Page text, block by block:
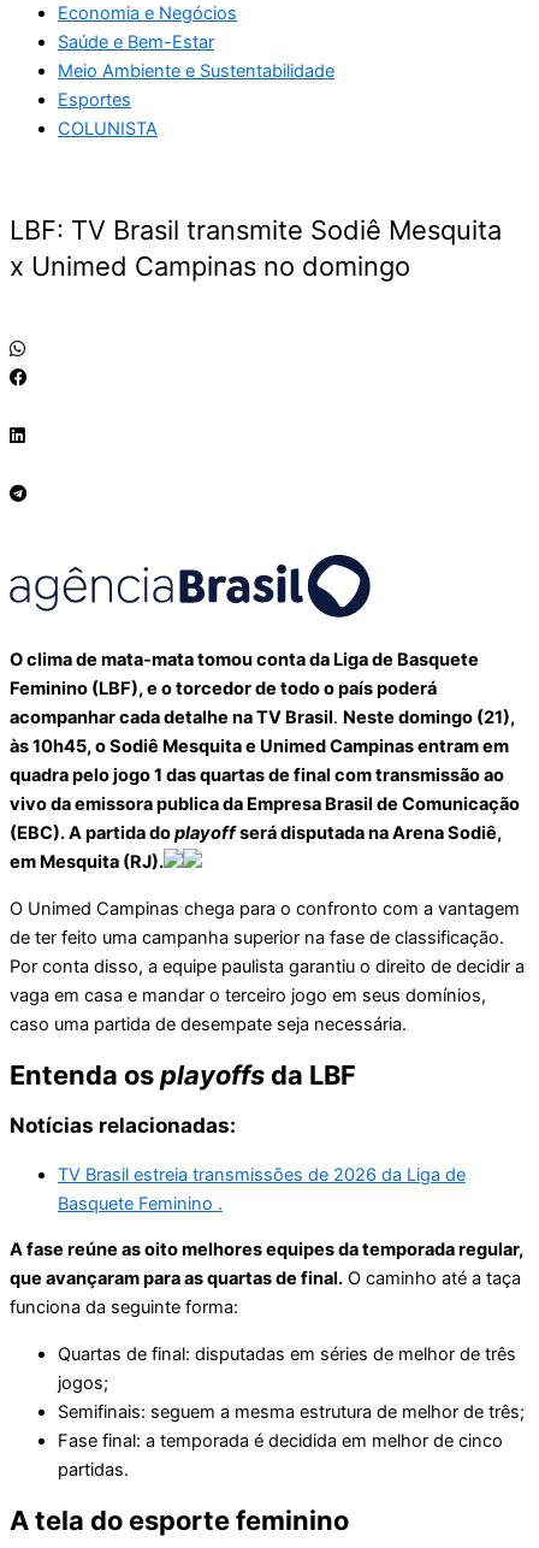
Economia e Negócios
Saúde e Bem-Estar
Meio Ambiente e Sustentabilidade
Esportes
COLUNISTA
LBF: TV Brasil transmite Sodiê Mesquita
x Unimed Campinas no domingo
O clima de mata-mata tomou conta da Liga de Basquete
Feminino (LBF), e o torcedor de todo o país poderá
acompanhar cada detalhe na TV Brasil. Neste domingo (21),
às 10h45, o Sodiê Mesquita e Unimed Campinas entram em
quadra pelo jogo 1 das quartas de final com transmissão ao
vivo da emissora publica da Empresa Brasil de Comunicação
(EBC). A partida doplayoffserá disputada na Arena Sodiê,
em Mesquita (RJ).
O Unimed Campinas chega para o confronto com a vantagem
de ter feito uma campanha superior na fase de classificação.
Por conta disso, a equipe paulista garantiu o direito de decidir a
vaga em casa e mandar o terceiro jogo em seus domínios,
caso uma partida de desempate seja necessária.
Entenda osplayoffs da LBF
Notícias relacionadas:
TV Brasil estreia transmissões de 2026 da Liga de
Basquete Feminino .
A fase reúne as oito melhores equipes da temporada regular,
que avançaram para as quartas de final. O caminho até a taça
funciona da seguinte forma:
Quartas de final: disputadas em séries de melhor de três
jogos;
Semifinais: seguem a mesma estrutura de melhor de três;
Fase final: a temporada é decidida em melhor de cinco
partidas.
A tela do esporte feminino